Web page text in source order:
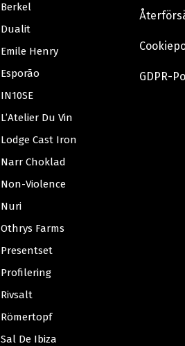
Berkel
Dualit
Emile Henry
Esporão
IN10SE
L’Atelier Du Vin
Lodge Cast Iron
Narr Choklad
Non-Violence
Nuri
Othrys Farms
Presentset
Profilering
Rivsalt
Römertopf
Sal De Ibiza
GDPR-